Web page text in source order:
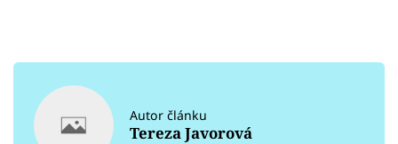
Autor článku
Tereza Javorová